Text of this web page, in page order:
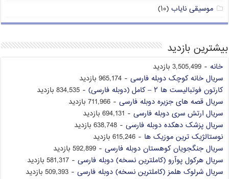
موسیقی نایاب (۱۰)
بیشترین بازدید
خانه - 3,505,499 بازدید
سریال خانه کوچک دوبله فارسی - 965,174 بازدید
کارتون فوتبالیست ها ۲ – کامل (دوبله فارسی)
- 834,535 بازدید
سریال قصه های جزیره دوبله فارسی - 711,966 بازدید
سریال ارتش سری دوبله فارسی - 694,131 بازدید
سریال پزشک دهکده دوبله فارسی - 638,748 بازدید
نوستالژیک ترین موزیک ها - 615,246 بازدید
سریال جنگجویان کوهستان دوبله فارسی - 592,899 بازدید
سریال هرکول پوآرو (کاملترین نسخه) دوبله فارسی - 581,317 بازدید
سریال شرلوک هلمز (کاملترین نسخه) دوبله فارسی - 509,393 بازدید